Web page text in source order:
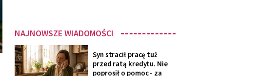
NAJNOWSZE WIADOMOŚCI
Syn stracił pracę tuż
przed ratą kredytu. Nie
poprosił o pomoc - za